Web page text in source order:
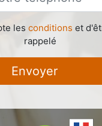
les conditions et
rappelé
Envoyer